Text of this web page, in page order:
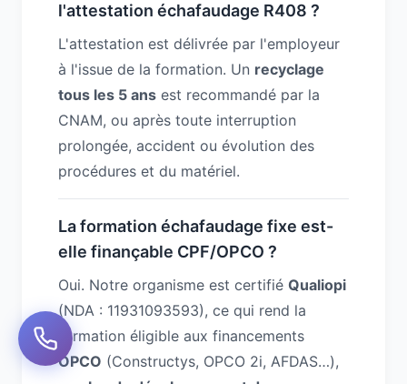
l'attestation échafaudage R408 ?
L'attestation est délivrée par l'employeur
à l'issue de la formation. Un recyclage
tous les 5 ans est recommandé par la
CNAM, ou après toute interruption
prolongée, accident ou évolution des
procédures et du matériel.
La formation échafaudage fixe est-
elle finançable CPF/OPCO ?
Oui. Notre organisme est certifié Qualiopi
(NDA : 11931093593), ce qui rend la
formation éligible aux financements
OPCO (Constructys, OPCO 2i, AFDAS…),